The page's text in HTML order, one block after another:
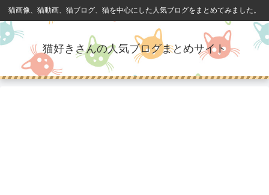
猫画像、猫動画、猫ブログ、猫を中心にした人気ブログをまとめてみました。
猫好きさんの人気ブログまとめサイト